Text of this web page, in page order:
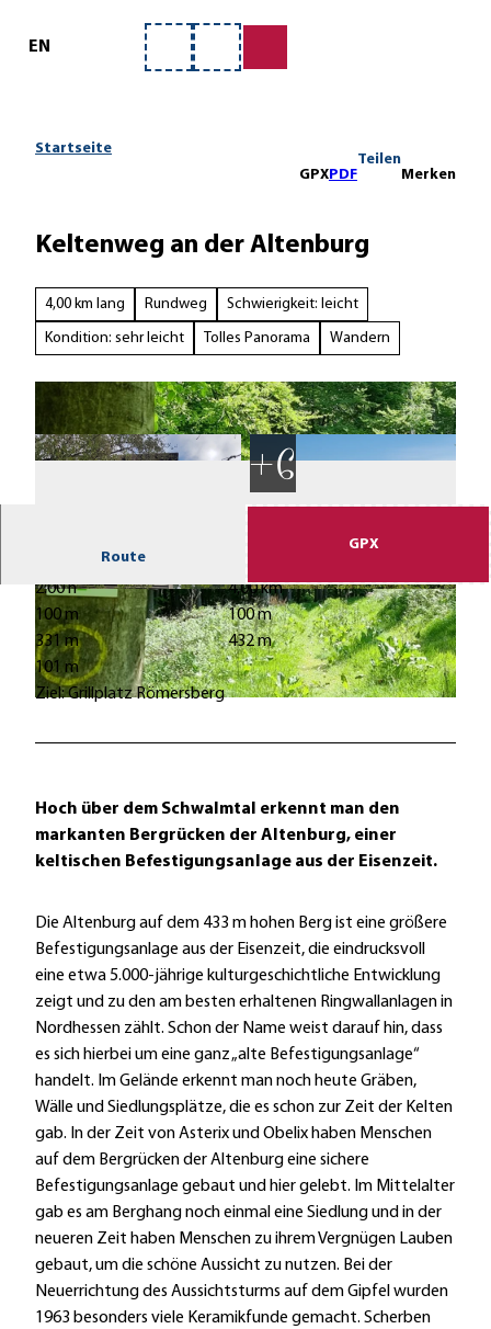
EN
Merkzettel
Suche
Startseite
GPXPDF
Teilen
Merken
Keltenweg an der Altenburg
4,00 km lang Rundweg Schwierigkeit: leicht
Kondition: sehr leicht Tolles Panorama Wandern
A
u
s
s
t
u
m
a
u
f
d
e
r
A
l
t
e
n
b
u
r
g
© Heidrun Englisch |CC-BY-SA
Route
GPX
2:00 h
4,00 km
100 m
100 m
331 m
432 m
101 m
Ziel: Grillplatz Römersberg
Hoch über dem Schwalmtal erkennt man den
markanten Bergrücken der Altenburg, einer
keltischen Befestigungsanlage aus der Eisenzeit.
Die Altenburg auf dem 433 m hohen Berg ist eine größere
Befestigungsanlage aus der Eisenzeit, die eindrucksvoll
eine etwa 5.000-jährige kulturgeschichtliche Entwicklung
zeigt und zu den am besten erhaltenen Ringwallanlagen in
Nordhessen zählt. Schon der Name weist darauf hin, dass
es sich hierbei um eine ganz „alte Befestigungsanlage“
handelt. Im Gelände erkennt man noch heute Gräben,
Wälle und Siedlungsplätze, die es schon zur Zeit der Kelten
gab. In der Zeit von Asterix und Obelix haben Menschen
auf dem Bergrücken der Altenburg eine sichere
Befestigungsanlage gebaut und hier gelebt. Im Mittelalter
gab es am Berghang noch einmal eine Siedlung und in der
neueren Zeit haben Menschen zu ihrem Vergnügen Lauben
gebaut, um die schöne Aussicht zu nutzen. Bei der
Neuerrichtung des Aussichtsturms auf dem Gipfel wurden
1963 besonders viele Keramikfunde gemacht. Scherben